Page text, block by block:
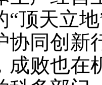
“顶天立
协同创新
成败也在